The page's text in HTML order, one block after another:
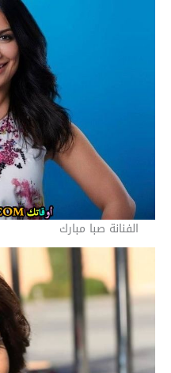
الفنانة صبا مبارك